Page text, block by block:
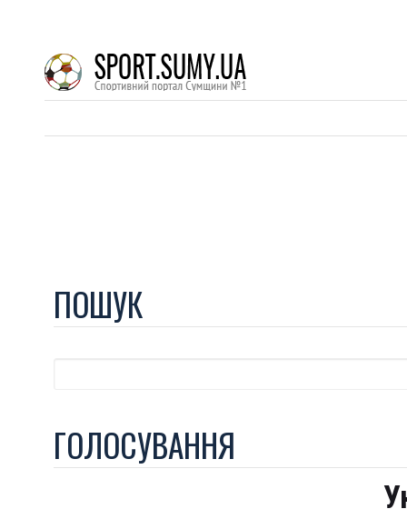
ПОШУК
ГОЛОСУВАННЯ